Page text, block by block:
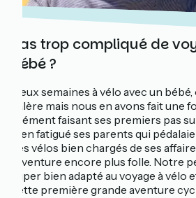
Pas trop compliqué de
bébé ?
Deux semaines à vélo avec un
galère mais nous en avons fait une
Clément faisant ses premiers pas
bien fatigué ses parents qui
des vélos bien chargés de ses
l'aventure encore plus folle. Notre
super bien adapté au voyage à vélo
cette première grande aventure